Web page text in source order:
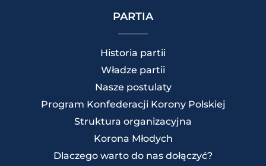
PARTIA
Historia partii
Władze partii
Nasze postulaty
Program Konfederacji Korony Polskiej
Struktura organizacyjna
Korona Młodych
Dlaczego warto do nas dołączyć?